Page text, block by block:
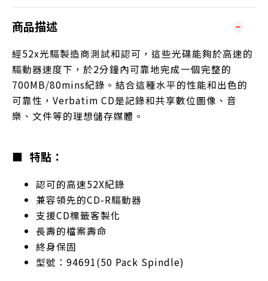
商品描述
經52x光驅製造商測試和認可，這些光碟能夠於高速的
驅動器速度下，於2分鐘內可靠地完成一個完整的
700MB/80mins紀錄。結合這種水平的性能和出色的
可靠性，Verbatim CD是記錄和共享數位圖像、音
樂、文件等的理想儲存媒體。
■ 特點：
認可的高速52X紀錄
兼容領先的CD-R驅動器
支援CD標籤客製化
長壽的檔案壽命
終身保固
型號：94691(50 Pack Spindle)